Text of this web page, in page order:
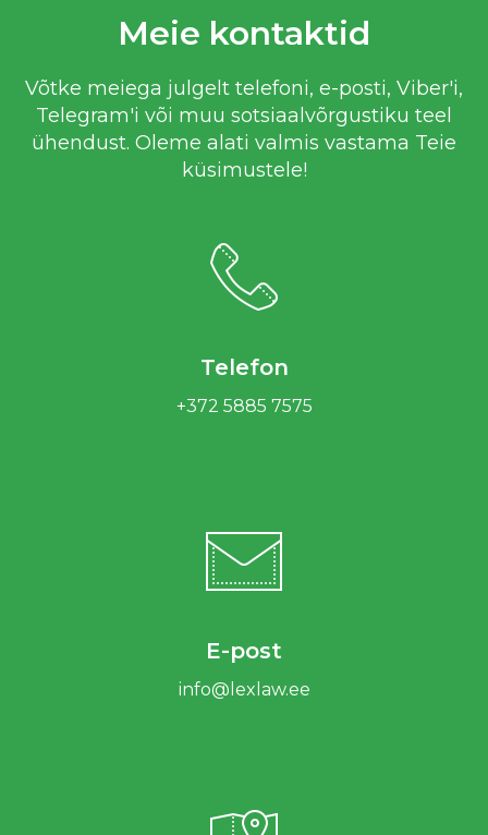
Meie kontaktid
Võtke meiega julgelt telefoni, e-posti, Viber'i,
Telegram'i või muu sotsiaalvõrgustiku teel
ühendust. Oleme alati valmis vastama Teie
küsimustele!
Telefon
+372 5885 7575
E-post
info@lexlaw.ee